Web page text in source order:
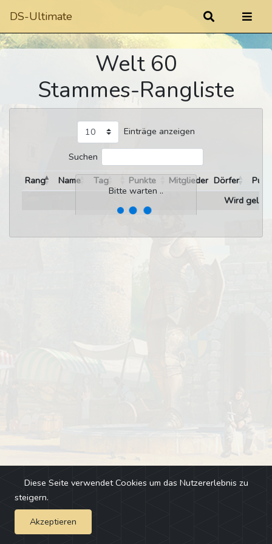
DS-Ultimate
Welt 60
Stammes-Rangliste
Einträge anzeigen
Suchen
Bitte warten ..
Rang Name Tag Punkte Mitglieder Dörfer
Wird
Impressum - Changelog
Diese Seite verwendet Cookies um das Nutzererlebnis zu
steigern.
Akzeptieren